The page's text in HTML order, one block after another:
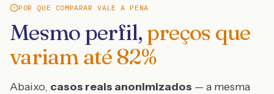
POR QUE COMPARAR VALE A PENA
Mesmo perfil, preços que
variam até 82%
Abaixo, casos reais anonimizados — a mesma